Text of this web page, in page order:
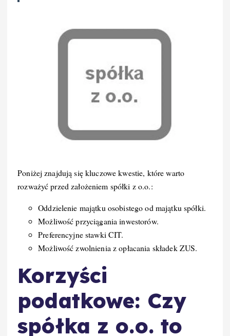
Poniżej znajdują się kluczowe kwestie, które warto
rozważyć przed założeniem spółki z o.o.:
Oddzielenie majątku osobistego od majątku spółki.
Możliwość przyciągania inwestorów.
Preferencyjne stawki CIT.
Możliwość zwolnienia z opłacania składek ZUS.
Korzyści
podatkowe: Czy
spółka z o.o. to